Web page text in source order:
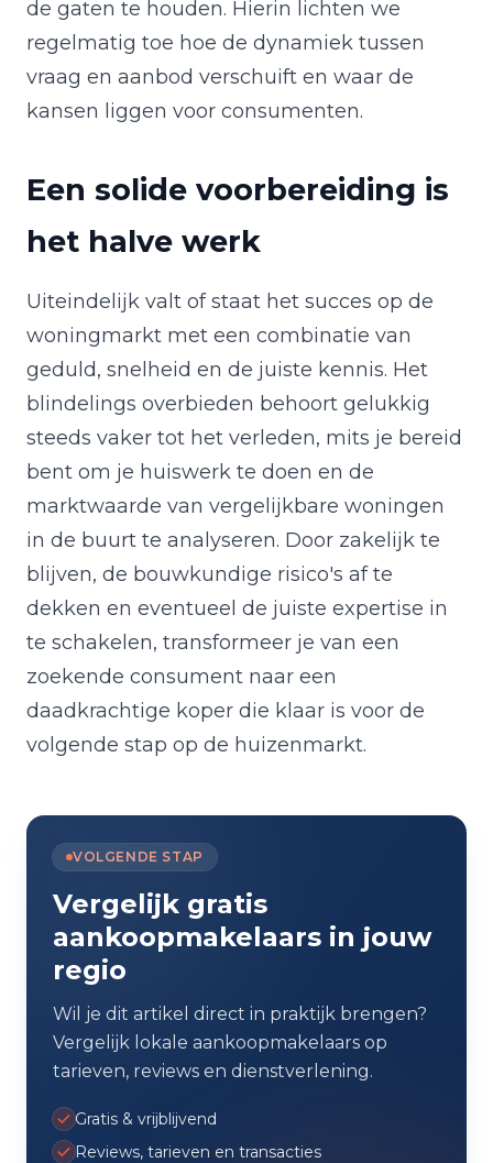
de gaten te houden. Hierin lichten we
regelmatig toe hoe de dynamiek tussen
vraag en aanbod verschuift en waar de
kansen liggen voor consumenten.
Een solide voorbereiding is
het halve werk
Uiteindelijk valt of staat het succes op de
woningmarkt met een combinatie van
geduld, snelheid en de juiste kennis. Het
blindelings overbieden behoort gelukkig
steeds vaker tot het verleden, mits je bereid
bent om je huiswerk te doen en de
marktwaarde van vergelijkbare woningen
in de buurt te analyseren. Door zakelijk te
blijven, de bouwkundige risico's af te
dekken en eventueel de juiste expertise in
te schakelen, transformeer je van een
zoekende consument naar een
daadkrachtige koper die klaar is voor de
volgende stap op de huizenmarkt.
VOLGENDE STAP
Vergelijk gratis
aankoopmakelaars in jouw
regio
Wil je dit artikel direct in praktijk brengen?
Vergelijk lokale aankoopmakelaars op
tarieven, reviews en dienstverlening.
Gratis & vrijblijvend
Reviews, tarieven en transacties